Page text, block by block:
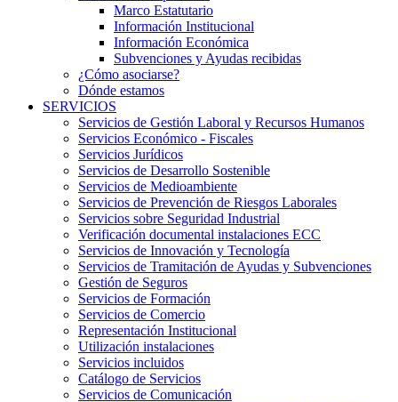
Marco Estatutario
Información Institucional
Información Económica
Subvenciones y Ayudas recibidas
¿Cómo asociarse?
Dónde estamos
SERVICIOS
Servicios de Gestión Laboral y Recursos Humanos
Servicios Económico - Fiscales
Servicios Jurídicos
Servicios de Desarrollo Sostenible
Servicios de Medioambiente
Servicios de Prevención de Riesgos Laborales
Servicios sobre Seguridad Industrial
Verificación documental instalaciones ECC
Servicios de Innovación y Tecnología
Servicios de Tramitación de Ayudas y Subvenciones
Gestión de Seguros
Servicios de Formación
Servicios de Comercio
Representación Institucional
Utilización instalaciones
Servicios incluidos
Catálogo de Servicios
Servicios de Comunicación